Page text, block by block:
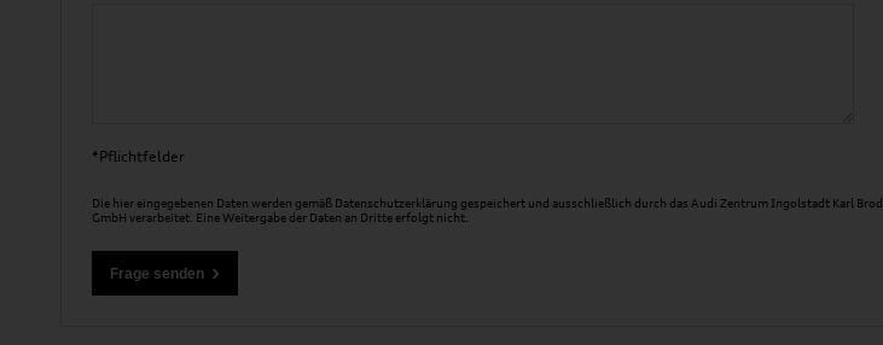
*Pflichtfelder
Die hier eingegebenen Daten werden gemäß Datenschutzerklärung gespeichert und ausschließlich durch das Audi Zentrum Ingolstadt Karl Brod
GmbH verarbeitet. Eine Weitergabe der Daten an Dritte erfolgt nicht.